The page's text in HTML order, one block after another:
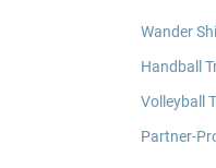
Wander
Handball
Volleyball
Partner-